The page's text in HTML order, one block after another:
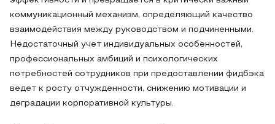
коммуникационный механизм, определяющий качество
взаимодействия между руководством и подчиненными.
Недостаточный учет индивидуальных особенностей,
профессиональных амбиций и психологических
потребностей сотрудников при предоставлении фидбэка
ведет к росту отчужденности, снижению мотивации и
деградации корпоративной культуры.